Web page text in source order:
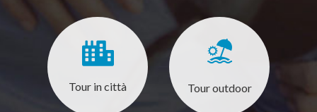
Tour in città Tour outdoor